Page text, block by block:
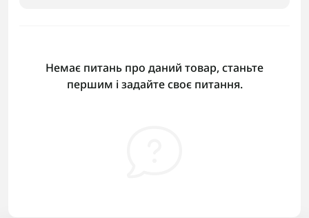
Немає питань про даний товар, станьте
першим і задайте своє питання.